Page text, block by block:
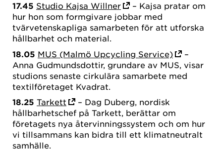
17.45 Studio Kajsa Willner
– Kajsa pratar om
hur hon som formgivare jobbar med
tvärvetenskapliga samarbeten för att utforska
hållbarhet och material.
18.05 MUS (Malmö Upcycling Service)
–
Anna Gudmundsdottir, grundare av MUS, visar
studions senaste cirkulära samarbete med
textilföretaget Kvadrat.
18.25 Tarkett
– Dag Duberg, nordisk
hållbarhetschef på Tarkett, berättar om
företagets nya återvinningssystem och om hur
vi tillsammans kan bidra till ett klimatneutralt
samhälle.